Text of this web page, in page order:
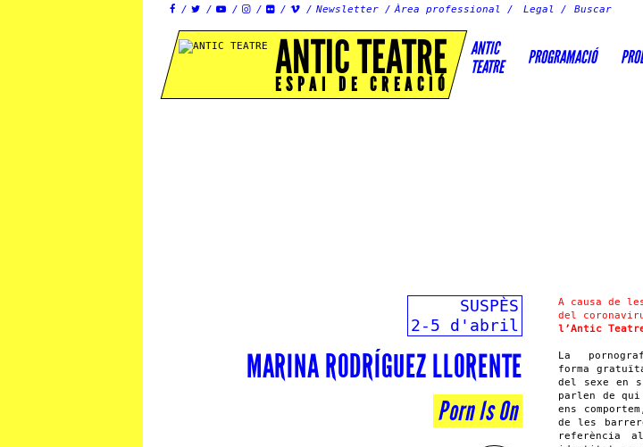
      Newsletter Àrea professional Legal
ANTIC TEATRE
ESPAI DE CREACIÓ
ANTIC
TEATRE
PROGRAMACIÓ
SUSPÈS
2-5 d'abril
MARINA RODRÍGUEZ LLORENTE
Porn Is On
A causa de
del
l’Antic
La
forma
del sexe en
parlen de qui
ens
de les
referència